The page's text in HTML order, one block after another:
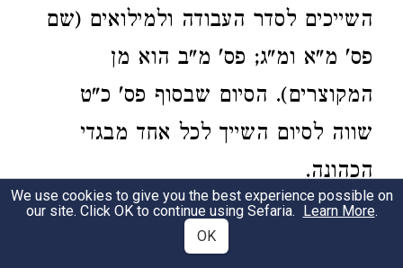
השייכים לסדר העבודה ולמילואים (שם
פס' מ"א ומ"ג; פס' מ"ב הוא מן
המקוצרים). הסיום שבסוף פס' כ"ט
שווה לסיום השייך לכל אחד מבגדי
הכהונה.
39:30
We use cookies to give you the best experience possible on
our site. Click OK to continue using Sefaria. Learn More.
OK